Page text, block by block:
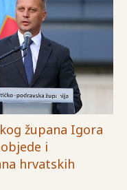
župana Igora
i
hrvatskih